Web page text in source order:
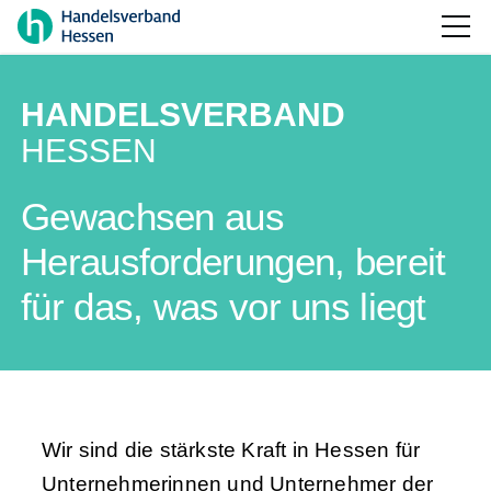
HANDELSVERBAND
HESSEN
Gewachsen aus
Herausforderungen, bereit
für das, was vor uns liegt
Wir sind die stärkste Kraft in Hessen für
Unternehmerinnen und Unternehmer der